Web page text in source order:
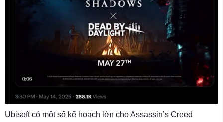
Ubisoft có một số kế hoạch lớn cho Assassin’s Creed